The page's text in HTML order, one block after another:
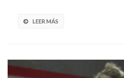
LEER MÁS